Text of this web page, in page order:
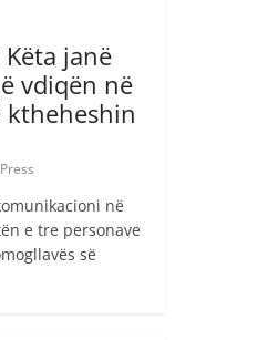
janë
vdiqën në
ktheheshin
në
e tre personave
së